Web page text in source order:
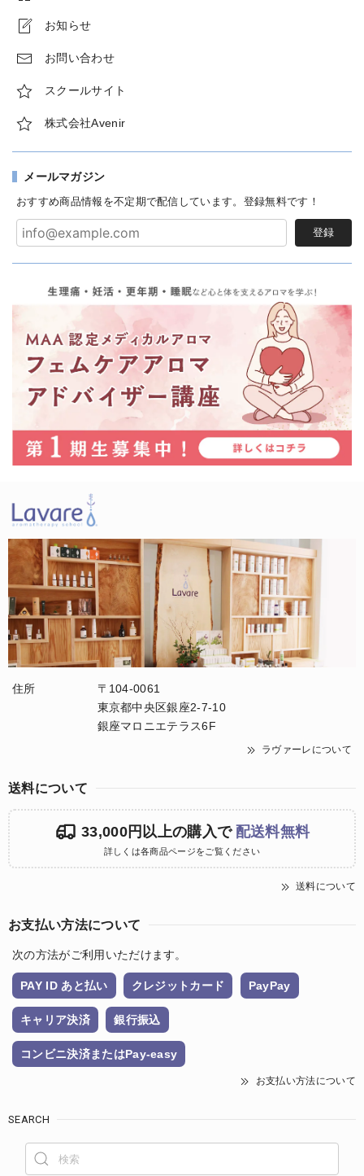
お知らせ
お問い合わせ
スクールサイト
株式会社Avenir
メールマガジン
おすすめ商品情報を不定期で配信しています。登録無料です！
登録
住所
〒104-0061
東京都中央区銀座2-7-10
銀座マロニエテラス6F
ラヴァーレについて
送料について
33,000円以上の購入で 配送料無料
詳しくは各商品ページをご覧ください
送料について
お支払い方法について
次の方法がご利用いただけます。
PAY ID あと払い クレジットカード PayPay
キャリア決済 銀行振込
コンビニ決済またはPay-easy
お支払い方法について
SEARCH